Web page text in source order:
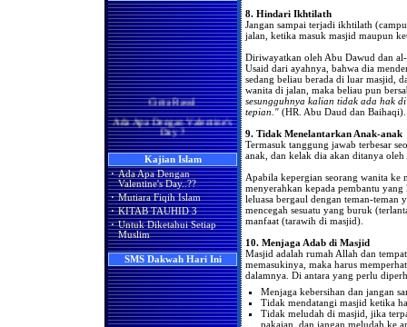
Apakah Shalatnya Seorang
Wanita di rumah Lebih
Utama Ataukah di Masjidil
Haram
Manakah yang Lebih Utama
Bagi Wanita Pada Bulan
Ramadhan, Melaksanakan
Shalat di Masjidil Haram
atau di Rumah
Shalatnya Kaum Wanita
yang Sedang Umrah di
Bulan Ramadhan
Apakah Shalat Seseorang di
Masjidil Haram Bisa Batal
Ketika Ia Ikut Berjama'ah
Dengan Imam atau Shalat
Sendirian Karena Ada Wanita
yang Melintas di
Hadapannya?
Bila Terdapat Pembatas
(Tabir) Antara Kaum Pria
dan Kaum Wanita, Maka
Masih Berlakukah Hadits
Rasulullah Shallallaahu
'alaihi wa sallam (sebaik-baik
shaf wanita adalah yang
paling akhir dan seburuk-
buruknya adalah yang
Cinta Rasul
Ada Apa Dengan Valentine's
Day ?
Manisnya Iman
Hukum Merayakan Hari
Valentine
Adakah Amalan Khusus di
Bulan Rajab?
Asyura' Dalam Perspektif
Islam, Syi'ah & Kejawen..!!
Ada Apa Dengan Valentine’s
Day?
Kajian Islam
· Ada Apa Dengan
Valentine's Day..??
· Mutiara Fiqih Islam
· KITAB TAUHID 3
· Untuk Diketahui Setiap
Muslim
SMS Dakwah Hari Ini
8. Hindari Ikhtilath
Jangan sampai terjadi ikhtilath
jalan, ketika masuk masjid maupun
Diriwayatkan oleh Abu Dawud dan
Usaid dari ayahnya, bahwa dia
sedang beliau berada di luar masjid,
wanita di jalan, maka beliau pun
sesungguhnya kalian tidak ada hak
tepian." (HR. Abu Daud dan
9. Tidak Menelantarkan Anak-anak
Termasuk tanggung jawab terbesar
anak, dan kelak dia akan ditanya
Apabila kepergian seorang wanita ke
menyerahkan kepada pembantu
leluasa bergaul dengan teman-
mencegah sesuatu yang buruk
manfaat (tarawih di masjid).
10. Menjaga Adab di Masjid
Masjid adalah rumah Allah dan
memasukinya, maka harus
dalamnya. Di antara yang perlu
Menjaga kebersihan dan jangan
Tidak mendatangi masjid ketika
Tidak meludah di masjid, jika
pakaian, dan jangan meludah ke